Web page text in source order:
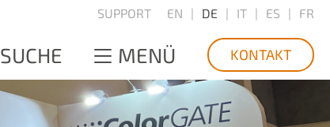
SUPPORT EN DE IT ES FR
SUCHE MENÜ KONTAKT